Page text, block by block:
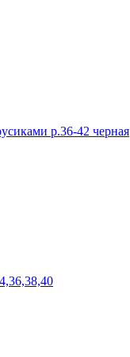
р.36-42 черная